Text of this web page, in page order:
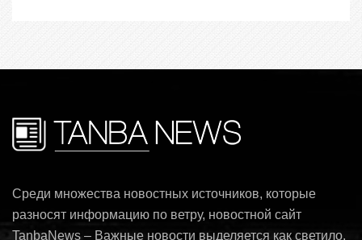
Среди множества новостных источников, которые
разносят информацию по ветру, новостной сайт
TanbaNews – Важные новости выделяется как светило,